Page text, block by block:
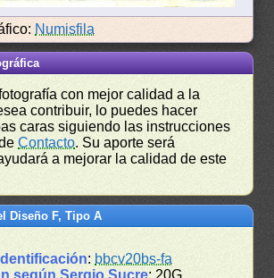
Numisfila
con mejor calidad a la
contribuir, lo puedes hacer
caras siguiendo las instrucciones
Contacto. Su aporte será
a mejorar la calidad de este
Diseño F, Tipo A
: bbcv20bs-fa